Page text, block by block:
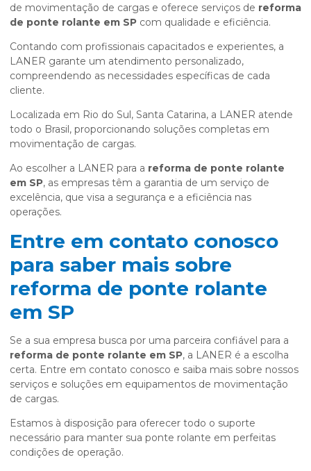
de movimentação de cargas e oferece serviços de reforma
de ponte rolante em SP com qualidade e eficiência.
Contando com profissionais capacitados e experientes, a
LANER garante um atendimento personalizado,
compreendendo as necessidades específicas de cada
cliente.
Localizada em Rio do Sul, Santa Catarina, a LANER atende
todo o Brasil, proporcionando soluções completas em
movimentação de cargas.
Ao escolher a LANER para a reforma de ponte rolante
em SP, as empresas têm a garantia de um serviço de
excelência, que visa a segurança e a eficiência nas
operações.
Entre em contato conosco
para saber mais sobre
reforma de ponte rolante
em SP
Se a sua empresa busca por uma parceira confiável para a
reforma de ponte rolante em SP, a LANER é a escolha
certa. Entre em contato conosco e saiba mais sobre nossos
serviços e soluções em equipamentos de movimentação
de cargas.
Estamos à disposição para oferecer todo o suporte
necessário para manter sua ponte rolante em perfeitas
condições de operação.